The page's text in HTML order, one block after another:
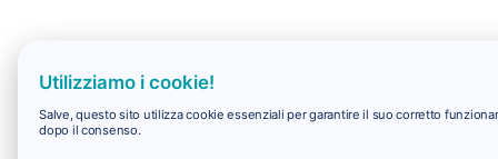
Utilizziamo i cookie!
Salve, questo sito utilizza cookie essenziali per garantire il suo corretto
dopo il consenso.